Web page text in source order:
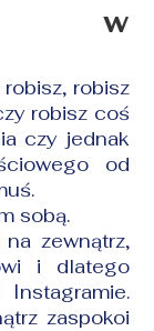
w
robisz
robisz coś
czy jednak
od
sobą.
zewnątrz,
i dlatego
zaspokoi